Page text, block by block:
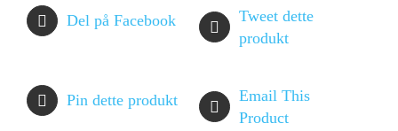
Del på Facebook
Tweet dette
produkt
Pin dette produkt
Email This
Product